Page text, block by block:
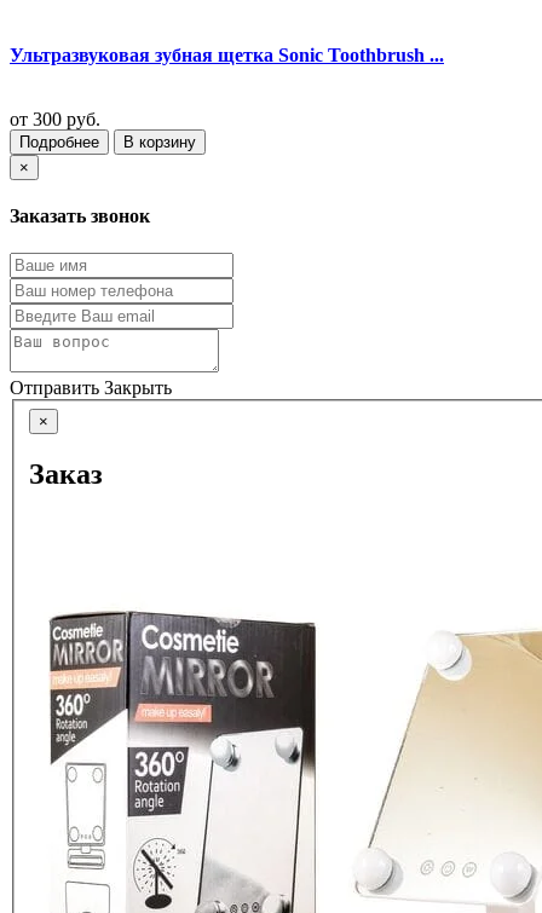
Ультразвуковая зубная щетка Sonic Toothbrush ...
от 300 руб.
Подробнее
В корзину
×
Заказать звонок
Отправить Закрыть
×
Заказ